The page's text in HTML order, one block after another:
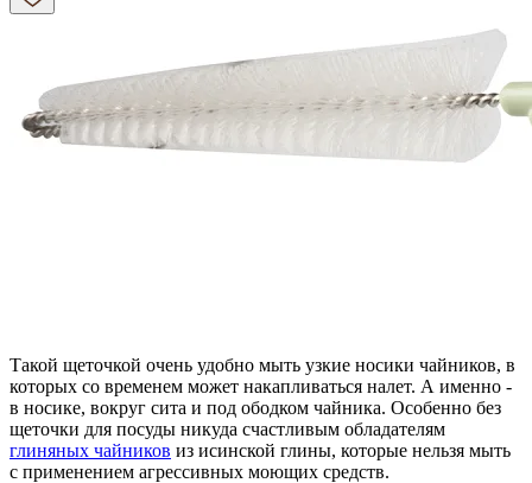
Такой щеточкой очень удобно мыть узкие носики чайников, в
которых со временем может накапливаться налет. А именно -
в носике, вокруг сита и под ободком чайника. Особенно без
щеточки для посуды никуда счастливым обладателям
глиняных чайников из исинской глины, которые нельзя мыть
с применением агрессивных моющих средств.